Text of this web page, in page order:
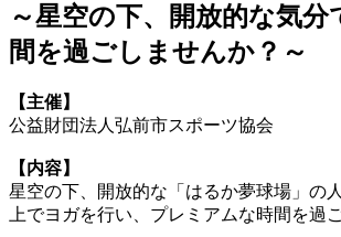
～星空の下、開放的な気分
間を過ごしませんか？～
【主催】
公益財団法人弘前市スポーツ協会
【内容】
星空の下、開放的な「はるか夢球場」の
上でヨガを行い、プレミアムな時間を過